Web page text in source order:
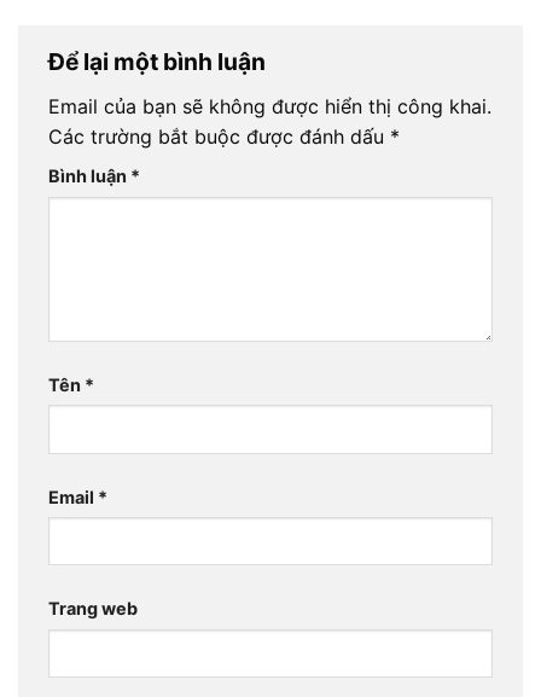
Để lại một bình luận
Email của bạn sẽ không được hiển thị công khai.
Các trường bắt buộc được đánh dấu *
Bình luận *
Tên *
Email *
Trang web